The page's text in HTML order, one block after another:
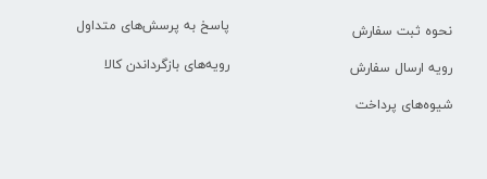
نحوه ثبت سفارش
رویه ارسال سفارش
شیوه‌های پرداخت
پاسخ به پرسش‌های متداول
رویه‌های بازگرداندن کالا